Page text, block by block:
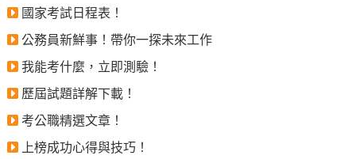
國家考試日程表！
公務員新鮮事！帶你一探未來工作
我能考什麼，立即測驗！
歷屆試題詳解下載！
考公職精選文章！
上榜成功心得與技巧！